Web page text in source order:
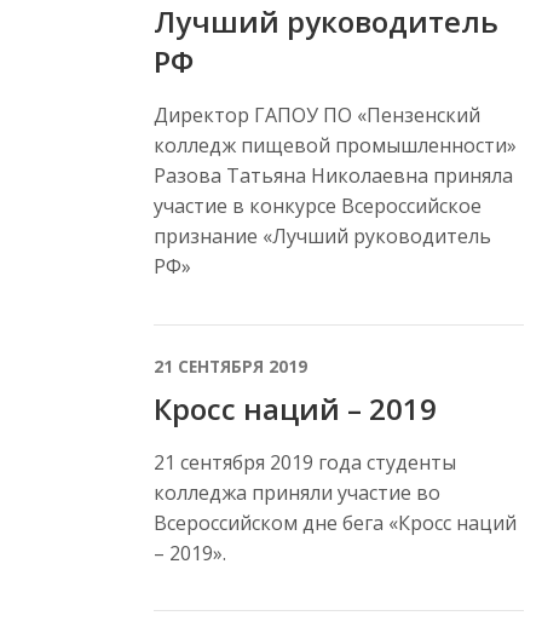
Лучший руководитель
РФ
Директор ГАПОУ ПО «Пензенский
колледж пищевой промышленности»
Разова Татьяна Николаевна приняла
участие в конкурсе Всероссийское
признание «Лучший руководитель
РФ»
21 СЕНТЯБРЯ 2019
Кросс наций – 2019
21 сентября 2019 года студенты
колледжа приняли участие во
Всероссийском дне бега «Кросс наций
– 2019».